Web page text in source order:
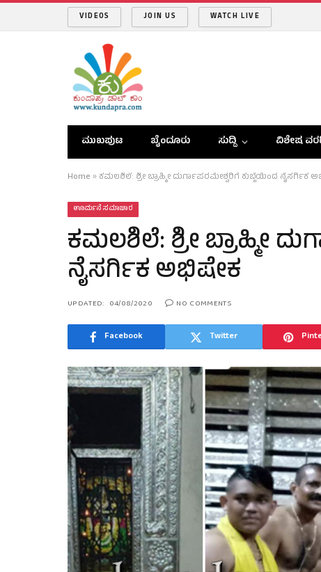
VIDEOS JOIN US WATCH LIVE
ಮುಖಪುಟ ಬೈಂದೂರು ಸುದ್ದಿ ವಿಶೇಷ
Home »ಕಮಲಶಿಲೆ: ಶ್ರೀ ಬ್ರಾಹ್ಮೀ ದುರ್ಗಾಪರಮೇಶ್ವರಿಗೆ ಕುಬ್ಜೆಯಿಂದ ನೈಸರ್ಗಿಕ
ಊರ್ಮನೆ ಸಮಾಚಾರ
ಕಮಲಶಿಲೆ: ಶ್ರೀ ಬ್ರಾಹ್ಮೀ
ನೈಸರ್ಗಿಕ ಅಭಿಷೇಕ
UPDATED: 04/08/2020 NO COMMENTS
Facebook Twitter